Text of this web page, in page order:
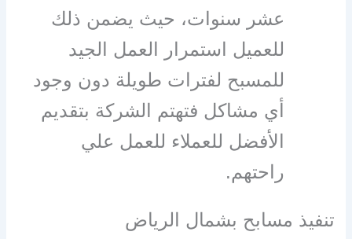
عشر سنوات، حيث يضمن ذلك
للعميل استمرار العمل الجيد
للمسبح لفترات طويلة دون وجود
أي مشاكل فتهتم الشركة بتقديم
الأفضل للعملاء للعمل علي
راحتهم.
تنفيذ مسابح بشمال الرياض